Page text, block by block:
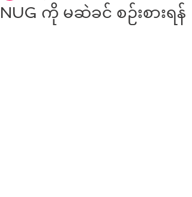
NUG ကို မဆဲခင် စဉ်းစားရန်